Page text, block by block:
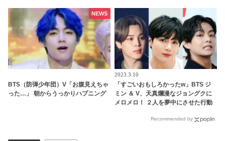
行動にファンも大喜び
BTS（防弾少年団）V「お腹見えちゃ
った…」 朝からうっかりハプニング
NEWS
2023.3.10
「すごいおもしろかったw」BTS ジ
ミン ＆ V、天真爛漫なジョングクに
メロメロ！ ２人を夢中にさせた行動
Recommended by